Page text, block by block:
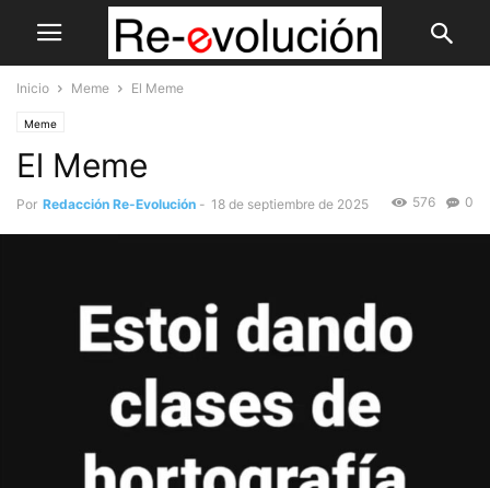
Inicio Meme El Meme
Meme
El Meme
Por Redacción Re-Evolución - 18 de septiembre de 2025 0
576